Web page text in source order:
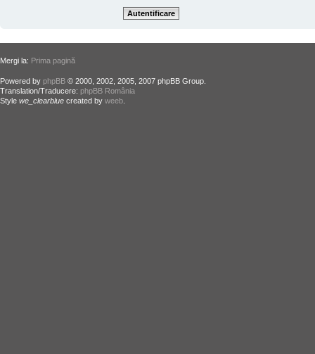
Mergi la: Prima pagină
Powered by phpBB © 2000, 2002, 2005, 2007 phpBB Group.
Translation/Traducere: phpBB România
Style we_clearblue created by weeb